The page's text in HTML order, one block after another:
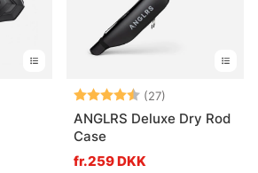
Vurdering: (27)
ANGLRS Deluxe Dry Rod
Case
fr.259 DKK